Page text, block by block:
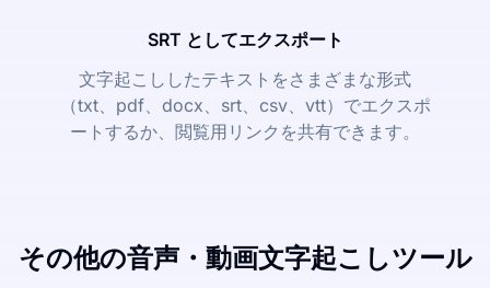
SRT としてエクスポート
文字起こししたテキストをさまざまな形式
（txt、pdf、docx、srt、csv、vtt）でエクスポ
ートするか、閲覧用リンクを共有できます。
その他の音声・動画文字起こしツール